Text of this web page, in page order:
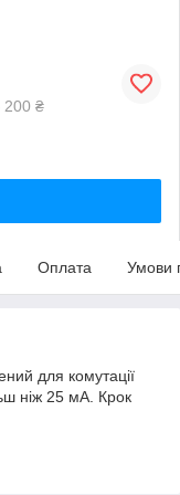
200 ₴
Оплата Умови
для комутації
ніж 25 мА. Крок